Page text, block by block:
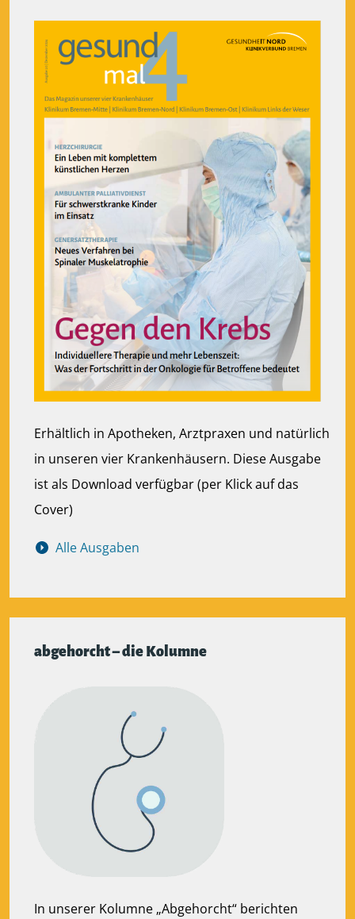
Erhältlich in Apotheken, Arztpraxen und natürlich
in unseren vier Krankenhäusern. Diese Ausgabe
ist als Download verfügbar (per Klick auf das
Cover)
Alle Ausgaben
abgehorcht – die Kolumne
In unserer Kolumne „Abgehorcht“ berichten